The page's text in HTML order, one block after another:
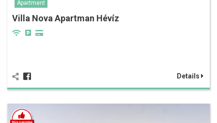
Apartment
Villa Nova Apartman Hévíz
Details